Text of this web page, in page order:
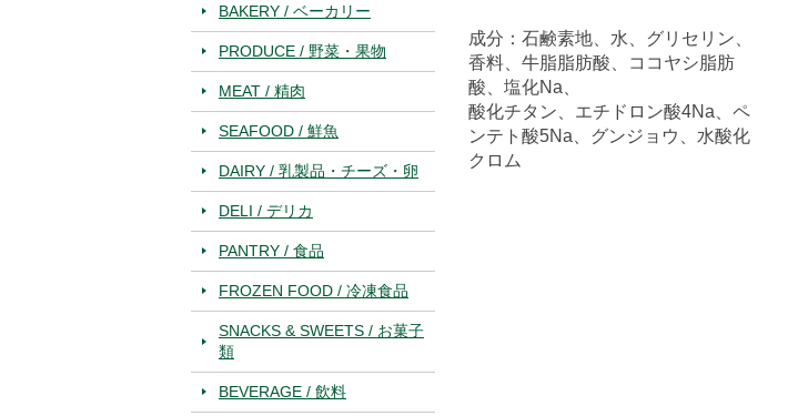
BAKERY / ベーカリー
PRODUCE / 野菜・果物
MEAT / 精肉
SEAFOOD / 鮮魚
DAIRY / 乳製品・チーズ・卵
DELI / デリカ
PANTRY / 食品
FROZEN FOOD / 冷凍食品
SNACKS & SWEETS / お菓子
類
BEVERAGE / 飲料
成分：石鹸素地、水、グリセリン、
香料、牛脂脂肪酸、ココヤシ脂肪
酸、塩化Na、
酸化チタン、エチドロン酸4Na、ペ
ンテト酸5Na、グンジョウ、水酸化
クロム